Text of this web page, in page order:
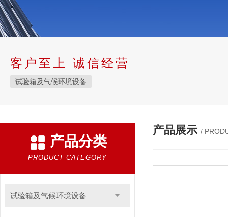
客户至上 诚信经营
试验箱及气候环境设备
产品分类
PRODUCT CATEGORY
试验箱及气候环境设备
产品展示 /